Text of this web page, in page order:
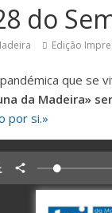
do
Edição
que se
da Madeira»
por si.»